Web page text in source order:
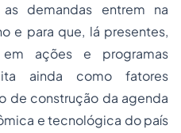
demandas entrem na
e para que, lá presentes,
ações e programas
ainda como fatores
de construção da agenda
e tecnológica do país